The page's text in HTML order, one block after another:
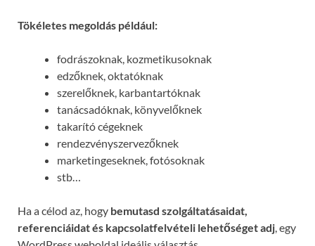
Tökéletes megoldás például:
fodrászoknak, kozmetikusoknak
edzőknek, oktatóknak
szerelőknek, karbantartóknak
tanácsadóknak, könyvelőknek
takarító cégeknek
rendezvényszervezőknek
marketingeseknek, fotósoknak
stb…
Ha a célod az, hogy bemutasd szolgáltatásaidat,
referenciáidat és kapcsolatfelvételi lehetőséget adj , egy